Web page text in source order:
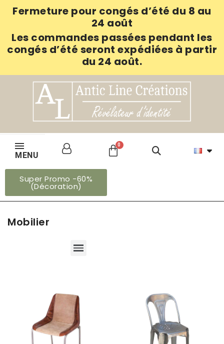
Fermeture pour congés d’été du 8 au
24 août
Les commandes passées pendant les
congés d’été seront expédiées à partir
du 24 août.
MENU
Super Promo -60%
(Décoration)
Mobilier